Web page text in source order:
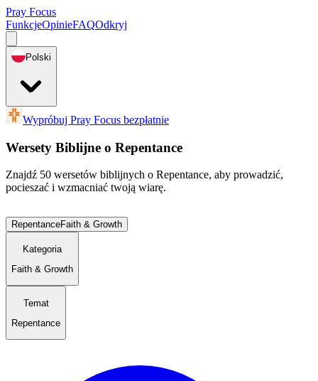
Pray Focus
FunkcjeOpinieFAQOdkryj
Polski
Wypróbuj Pray Focus bezpłatnie
Wersety Biblijne o Repentance
Znajdź 50 wersetów biblijnych o Repentance, aby prowadzić,
pocieszać i wzmacniać twoją wiarę.
RepentanceFaith & Growth
Kategoria
Faith & Growth
Temat
Repentance